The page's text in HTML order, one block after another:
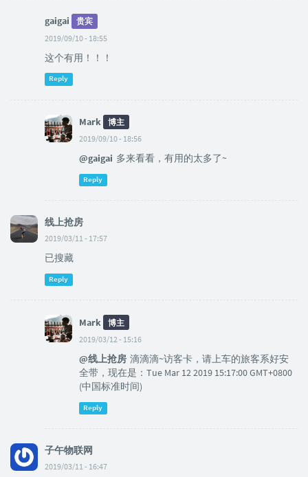
gaigai
贵宾
2019/09/10 - 18:55
这个有用！！！
Reply
Mark
博主
2019/09/10 - 18:56
@gaigai 多来看看，有用的太多了~
Reply
线上抢房
2019/03/11 - 17:57
已搜藏
Reply
Mark
博主
2019/03/12 - 15:16
@线上抢房 滴滴滴~访客卡，请上车的旅客系好安
全带，现在是：Tue Mar 12 2019 15:17:00 GMT+0800
(中国标准时间)
Reply
子午物联网
2019/03/11 - 16:47